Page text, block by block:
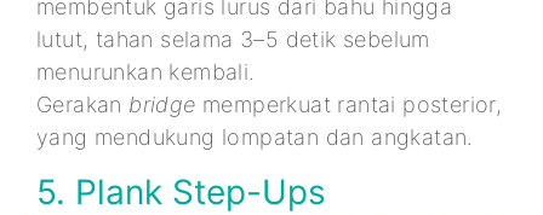
membentuk garis lurus dari bahu hingga
lutut, tahan selama 3–5 detik sebelum
menurunkan kembali.
Gerakan bridge memperkuat rantai posterior,
yang mendukung lompatan dan angkatan.
5. Plank Step-Ups